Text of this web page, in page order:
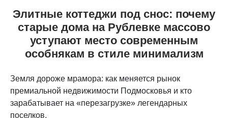
Элитные коттеджи под снос: почему
старые дома на Рублевке массово
уступают место современным
особнякам в стиле минимализм
Земля дороже мрамора: как меняется рынок
премиальной недвижимости Подмосковья и кто
зарабатывает на «перезагрузке» легендарных
поселков.